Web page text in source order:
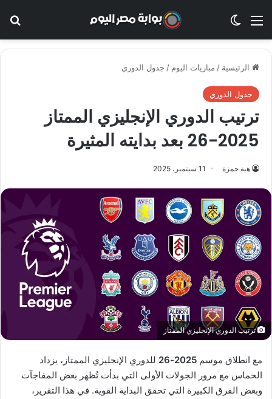
القائمة الوضع المظلم
الرئيسية / مباريات اليوم / جدول الدوري
جدول الدوري
ترتيب الدوري الإنجليزي الممتاز
2025-26 بعد بدايته المثيرة
هبة حمزة 11 سبتمبر، 2025
ترتيب الدوري الإنجليزي الممتاز
مع انطلاق موسم 2025-26
للدوري الإنجليزي الممتاز، يزداد
الحماس مع مرور الجولات الأولى التي بدأت تُظهر بعض المفاجآت
وبعض الفرق الكبيرة التي تحقق البداية القوية. في هذا التقرير،